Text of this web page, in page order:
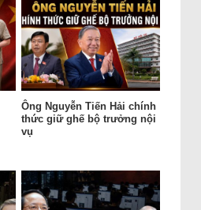
Ông Nguyễn Tiến Hải chính
thức giữ ghế bộ trưởng nội
vụ